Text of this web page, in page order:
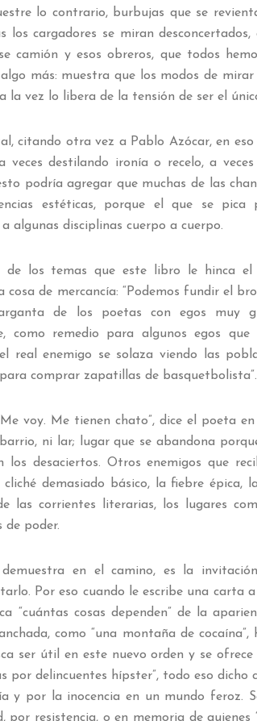
lo contrario, burbujas que se
los cargadores se miran
camión y esos obreros, que todos
más: muestra que los modos de
la vez lo libera de la tensión de ser el
citando otra vez a Pablo Azócar, en eso
veces destilando ironía o recelo, a
podría agregar que muchas de las
estéticas, porque el que se pica
algunas disciplinas cuerpo a cuerpo.
de los temas que este libro le hinca
cosa de mercancía: “Podemos fundir el
de los poetas con egos muy
como remedio para algunos egos
real enemigo se solaza viendo las
comprar zapatillas de basquetbolista”.
voy. Me tienen chato”, dice el poeta
ni lar; lugar que se abandona
los desaciertos. Otros enemigos que
cliché demasiado básico, la fiebre épica,
las corrientes literarias, los lugares
de poder.
en el camino, es la
Por eso cuando le escribe una carta
“cuántas cosas dependen” de la
como “una montaña de
ser útil en este nuevo orden y se ofrece
por delincuentes hípster”, todo eso dicho
y por la inocencia en un mundo feroz.
por resistencia, o en memoria de quienes